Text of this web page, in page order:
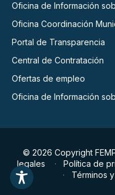
Oficina de Información
Oficina Coordinación
Portal de Transparencia
Central de Contratación
Ofertas de empleo
Oficina de Información
© 2026 Copyright
legales
Política de
Términos